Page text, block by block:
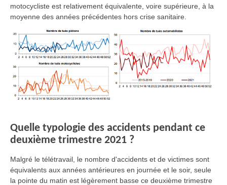
motocycliste est relativement équivalente, voire supérieure, à la
moyenne des années précédentes hors crise sanitaire.
Quelle typologie des accidents pendant ce
deuxième trimestre 2021 ?
Malgré le télétravail, le nombre d'accidents et de victimes sont
équivalents aux années antérieures en journée et le soir, seule
la pointe du matin est légèrement basse ce deuxième trimestre